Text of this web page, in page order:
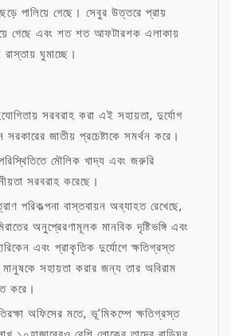
পালিয়ে গেছে। সেবুর উত্তরে প্রায়
গেছে এবং শত শত আফটারশক এলাকায়
ঘুমাচ্ছে।
সরবরাহ করা এই সহায়তা, দুর্যোগ
সরকারের জাতীয় প্রচেষ্টাকে সমর্থন করে।
মৌলিক খাদ্য এবং জরুরি
সরবরাহ করেছে।
পরিকল্পনা বাস্তবায়ন অব্যাহত রেখেছে,
অনুপ্রেরণামূলক মানবিক দৃষ্টিভঙ্গি এবং
এবং প্রাকৃতিক দুর্যোগে ক্ষতিগ্রস্ত
সহায়তা করার জন্য তার অবিরাম
করে।
অফিসের মতে, ভূ’মিকম্পে ক্ষতিগ্রস্ত